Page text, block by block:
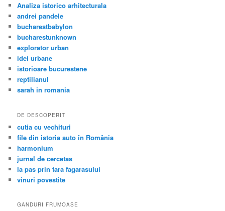
Analiza istorico arhitecturala
andrei pandele
bucharestbabylon
bucharestunknown
explorator urban
idei urbane
istorioare bucurestene
reptilianul
sarah in romania
DE DESCOPERIT
cutia cu vechituri
file din istoria auto în România
harmonium
jurnal de cercetas
la pas prin tara fagarasului
vinuri povestite
GANDURI FRUMOASE